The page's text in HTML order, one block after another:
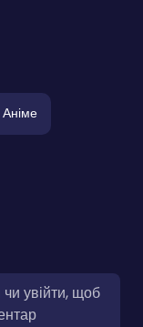
Аніме
увійти, щоб